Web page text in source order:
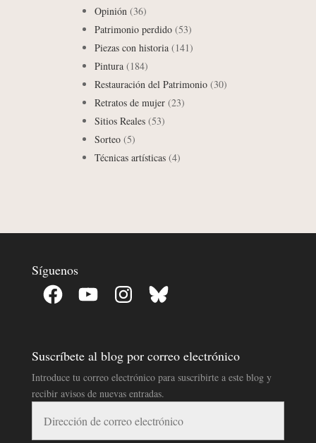
Opinión(36)
Patrimonio perdido(53)
Piezas con historia(141)
Pintura(184)
Restauración del Patrimonio(30)
Retratos de mujer(23)
Sitios Reales(53)
Sorteo(5)
Técnicas artísticas(4)
Síguenos
Facebook YouTube InstagramBluesky
Suscríbete al blog por correo electrónico
Introduce tu correo electrónico para suscribirte a este blog y
recibir avisos de nuevas entradas.